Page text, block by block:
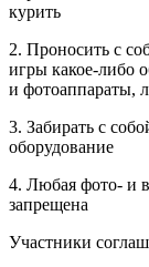
курить
2. Проносить с
игры какое-либо
и фотоаппараты,
3. Забирать с
оборудование
4. Любая фото- и
запрещена
Участники